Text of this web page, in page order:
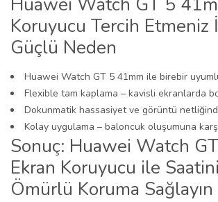
Koruyucu Tercih Etmeniz
Güçlü Neden
Huawei Watch GT 5 41mm ile birebir
Flexible tam kaplama – kavisli ekranlarda
Dokunmatik hassasiyet ve görüntü
Kolay uygulama – baloncuk oluşumuna
Sonuç: Huawei Watch
Ekran Koruyucu ile
Ömürlü Koruma Sağlayın